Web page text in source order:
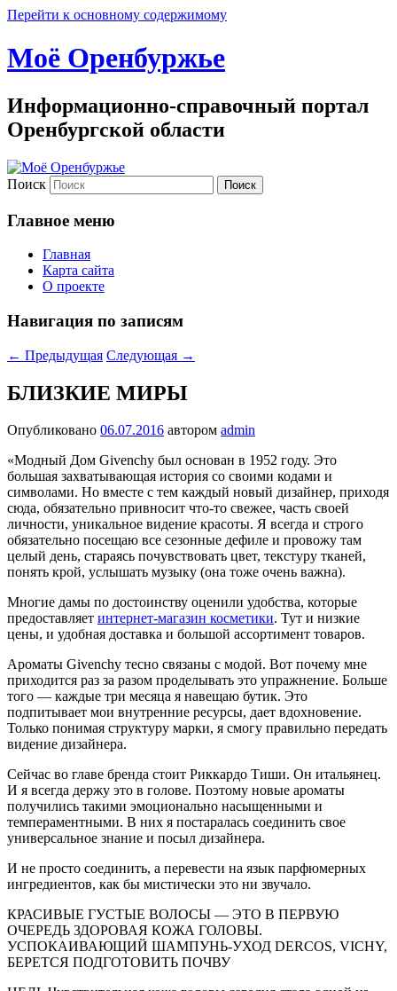
Перейти к основному содержимому
Моё Оренбуржье
Информационно-справочный портал
Оренбургской области
Поиск
Главное меню
Главная
Карта сайта
О проекте
Навигация по записям
← Предыдущая Следующая →
БЛИЗКИЕ МИРЫ
Опубликовано 06.07.2016 автором admin
«Модный Дом Givenchy был основан в 1952 году. Это
большая захватывающая история со своими кодами и
символами. Но вместе с тем каждый новый дизайнер, приходя
сюда, обязательно привносит что-то свежее, часть своей
личности, уникальное видение красоты. Я всегда и строго
обязательно посещаю все сезонные дефиле и провожу там
целый день, стараясь почувствовать цвет, текстуру тканей,
понять крой, услышать музыку (она тоже очень важна).
Многие дамы по достоинству оценили удобства, которые
предоставляет интернет-магазин косметики. Тут и низкие
цены, и удобная доставка и большой ассортимент товаров.
Ароматы Givenchy тесно связаны с модой. Вот почему мне
приходится раз за разом проделывать это упражнение. Больше
того — каждые три месяца я навещаю бутик. Это
подпитывает мои внутренние ресурсы, дает вдохновение.
Только понимая структуру марки, я смогу правильно передать
видение дизайнера.
Сейчас во главе бренда стоит Риккардо Тиши. Он итальянец.
И я всегда держу это в голове. Поэтому новые ароматы
получились такими эмоционально насыщенными и
темпераментными. В них я постаралась соединить свое
универсальное знание и посыл дизайнера.
И не просто соединить, а перевести на язык парфюмерных
ингредиентов, как бы мистически это ни звучало.
КРАСИВЫЕ ГУСТЫЕ ВОЛОСЫ — ЭТО В ПЕРВУЮ
ОЧЕРЕДЬ ЗДОРОВАЯ КОЖА ГОЛОВЫ.
УСПОКАИВАЮЩИЙ ШАМПУНЬ-УХОД DERCOS, VICHY,
БЕРЕТСЯ ПОДГОТОВИТЬ ПОЧВУ